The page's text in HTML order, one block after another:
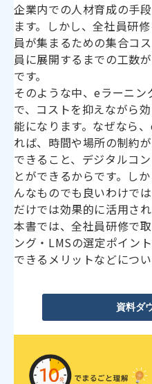
企業内での人材育成の手
ます。しかし、全社員研
員が集まるための集合コ
員に展開するまでの工数
です。
そのような中、eラーニン
で、コストを抑えながら
能になります。なぜなら
れば、時間や場所の制約
できること、デジタルコ
とができるからです。し
んなものでも良いわけで
だけでは効果的に活用さ
本書では、全社員研修で
ング・LMSの選定ポイン
できるメリットなどにつ
資料ダ